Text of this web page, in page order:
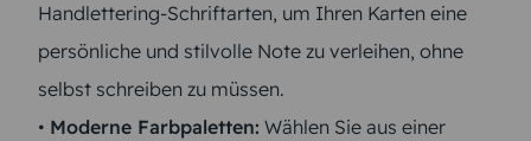
Handlettering-Schriftarten, um Ihren Karten eine
persönliche und stilvolle Note zu verleihen, ohne
selbst schreiben zu müssen.
• Moderne Farbpaletten: Wählen Sie aus einer